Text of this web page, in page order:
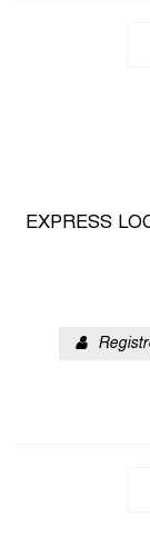
EXPRESS